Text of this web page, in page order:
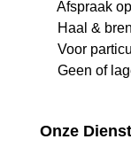
Afspraak
Haal &
Voor
Geen of
Onze